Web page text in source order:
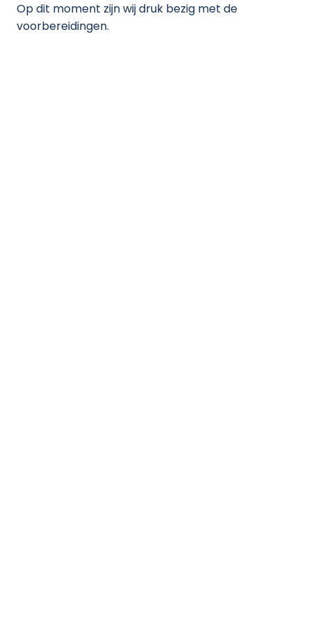
Op dit moment zijn wij druk bezig met de
voorbereidingen.